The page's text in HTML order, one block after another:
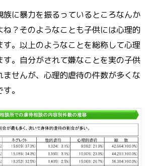
族に暴力を振るっているところなんか
ね？そのようなことも子供には心理的
。 以上のようなことを総称して心理
。 自分がされて嫌なことを実の子供
ませんが、心理的虐待の件数が多くな
。